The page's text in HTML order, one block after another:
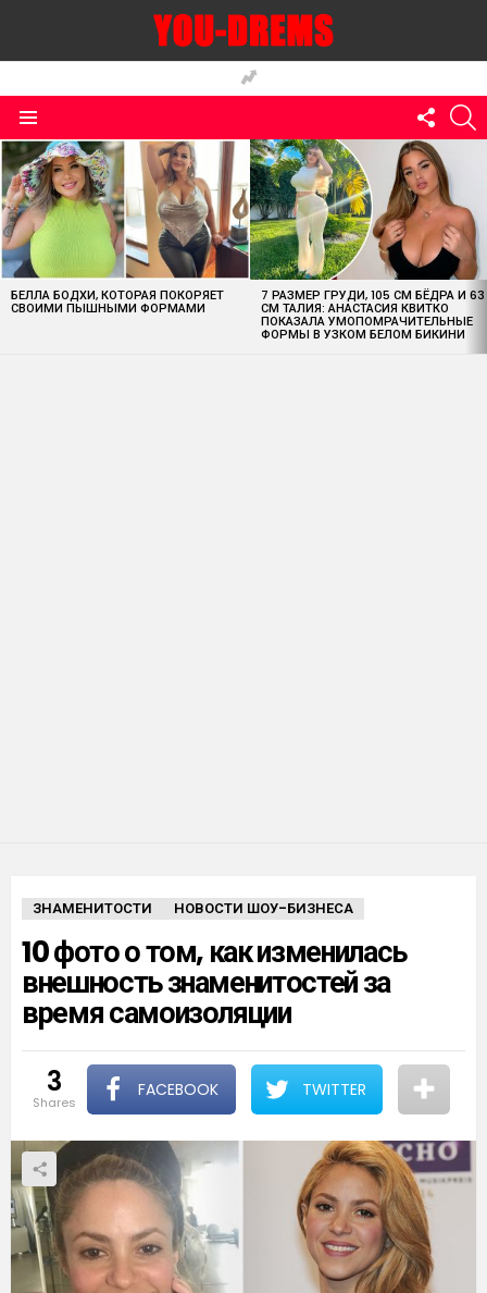
US
MOST
VIEWED
STORIES
БЕЛЛА БОДХИ, КОТОРАЯ ПОКОРЯЕТ
СВОИМИ ПЫШНЫМИ ФОРМАМИ
7 РАЗМЕР ГРУДИ, 105 СМ БЁДРА И 63
СМ ТАЛИЯ: АНАСТАСИЯ КВИТКО
ПОКАЗАЛА УМОПОМРАЧИТЕЛЬНЫЕ
ФОРМЫ В УЗКОМ БЕЛОМ БИКИНИ
ЗНАМЕНИТОСТИ НОВОСТИ ШОУ-БИЗНЕСА
10 фото о том, как изменилась
внешность знаменитостей за
время самоизоляции
3
shares
FACEBOOK TWITTER